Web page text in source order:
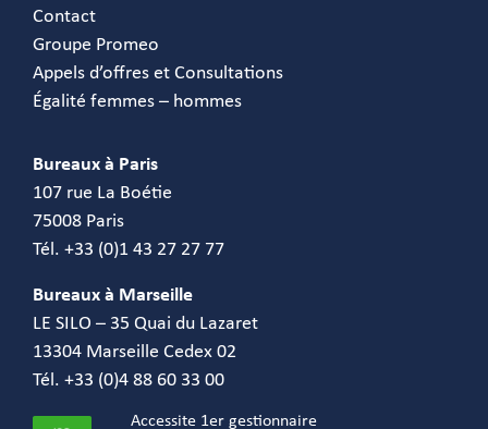
Contact
Groupe Promeo
Appels d’offres et Consultations
Égalité femmes – hommes
Bureaux à Paris
107 rue La Boétie
75008 Paris
Tél. +33 (0)1 43 27 27 77
Bureaux à Marseille
LE SILO – 35 Quai du Lazaret
13304 Marseille Cedex 02
Tél. +33 (0)4 88 60 33 00
Accessite 1er gestionnaire